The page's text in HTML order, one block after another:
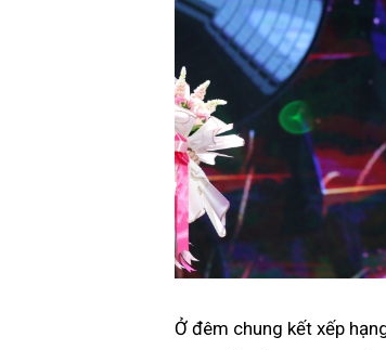
Ở đêm chung kết xếp